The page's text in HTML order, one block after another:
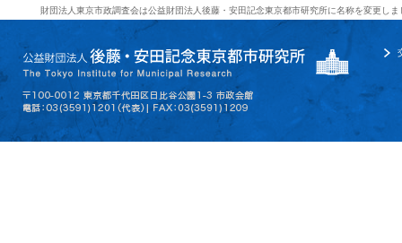
財団法人東京市政調査会は公益財団法人後藤・安田記念東京都市研究所に名称を変更しま